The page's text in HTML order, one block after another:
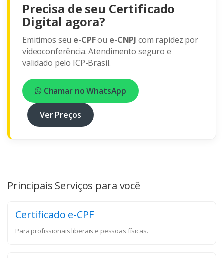
Precisa de seu Certificado
Digital agora?
Emitimos seu e-CPFou e-CNPJ com rapidez por
videoconferência. Atendimento seguro e
validado pelo ICP-Brasil.
Chamar no WhatsApp
Ver Preços
Principais Serviços para você
Certificado e-CPF
Para profissionais liberais e pessoas físicas.